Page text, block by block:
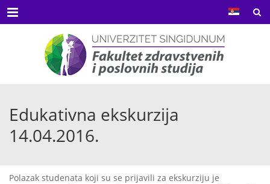
Menu
Edukativna ekskurzija
14.04.2016.
Polazak studenata koji su se prijavili za ekskurziju je